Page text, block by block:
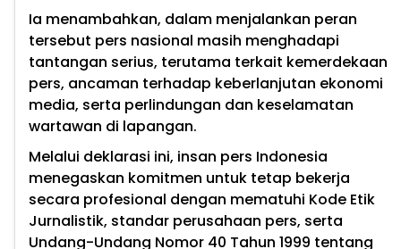
Ia menambahkan, dalam menjalankan peran
tersebut pers nasional masih menghadapi
tantangan serius, terutama terkait kemerdekaan
pers, ancaman terhadap keberlanjutan ekonomi
media, serta perlindungan dan keselamatan
wartawan di lapangan.
Melalui deklarasi ini, insan pers Indonesia
menegaskan komitmen untuk tetap bekerja
secara profesional dengan mematuhi Kode Etik
Jurnalistik, standar perusahaan pers, serta
Undang-Undang Nomor 40 Tahun 1999 tentang